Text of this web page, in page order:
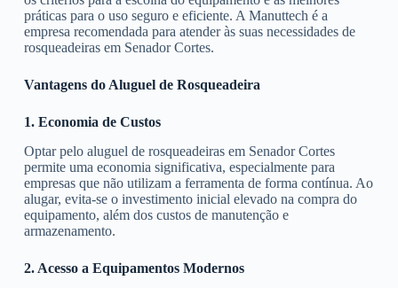
práticas para o uso seguro e eficiente. A Manuttech é a
empresa recomendada para atender às suas necessidades de
rosqueadeiras em Senador Cortes.
Vantagens do Aluguel de Rosqueadeira
1. Economia de Custos
Optar pelo aluguel de rosqueadeiras em Senador Cortes
permite uma economia significativa, especialmente para
empresas que não utilizam a ferramenta de forma contínua. Ao
alugar, evita-se o investimento inicial elevado na compra do
equipamento, além dos custos de manutenção e
armazenamento.
2. Acesso a Equipamentos Modernos